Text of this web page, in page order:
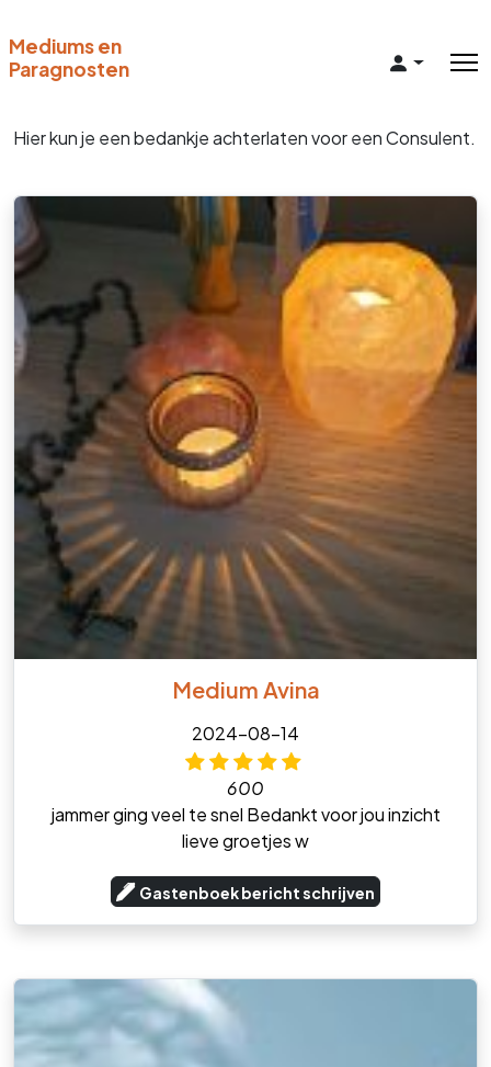
Mediums en
Paragnosten
Hier kun je een bedankje achterlaten voor een Consulent.
Medium Avina
2024-08-14
600
jammer ging veel te snel Bedankt voor jou inzicht
lieve groetjes w
Gastenboek bericht schrijven